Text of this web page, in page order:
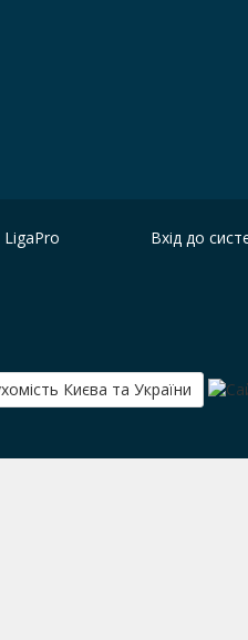
LigaPro Вхід до